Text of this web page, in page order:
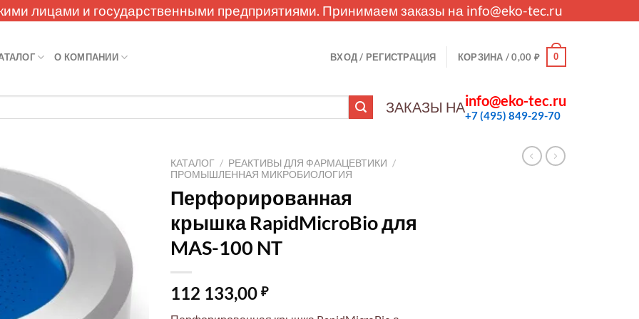
лицами и государственными предприятиями. Принимаем заказы на info@eko-tec.ru
О КОМПАНИИ ВХОД / РЕГИСТРАЦИЯ КОРЗИНА /0,00 ₽ 0
ЗАКАЗЫ НАinfo@eko-tec.ru
+7 (495) 849-29-70
КАТАЛОГ / РЕАКТИВЫ ДЛЯ ФАРМАЦЕВТИКИ /
ПРОМЫШЛЕННАЯ МИКРОБИОЛОГИЯ
Перфорированная
крышка RapidMicroBio для
MAS-100 NT
112 133,00 ₽